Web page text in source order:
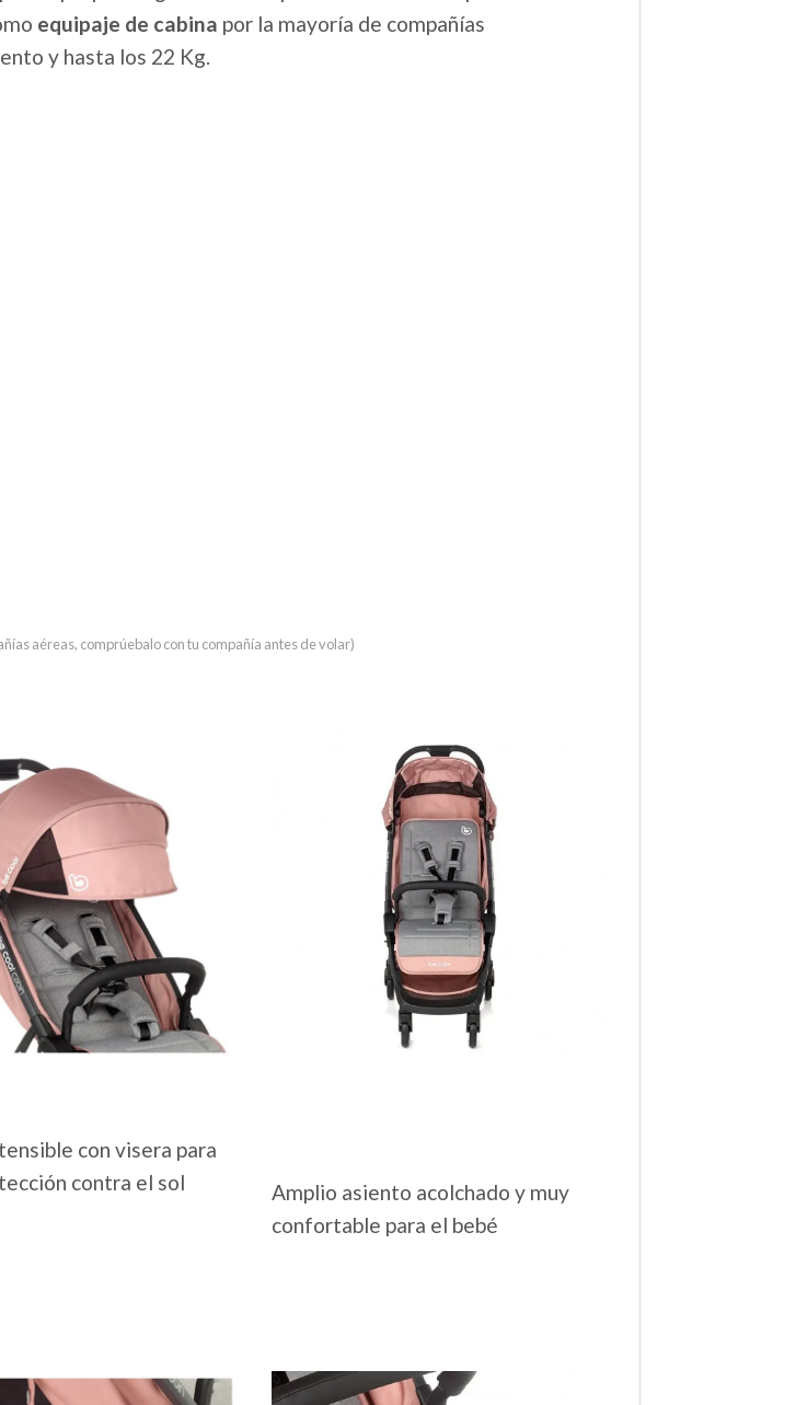
equipaje de cabina por la mayoría de compañías
y hasta los 22 Kg.
aéreas, comprúebalo con tu compañía antes de volar)
con visera para
contra el sol
Amplio asiento acolchado y muy
confortable para el bebé